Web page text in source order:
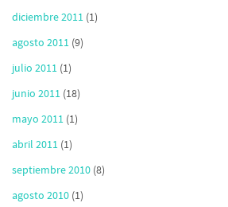
diciembre 2011 (1)
agosto 2011 (9)
julio 2011 (1)
junio 2011 (18)
mayo 2011 (1)
abril 2011 (1)
septiembre 2010 (8)
agosto 2010 (1)